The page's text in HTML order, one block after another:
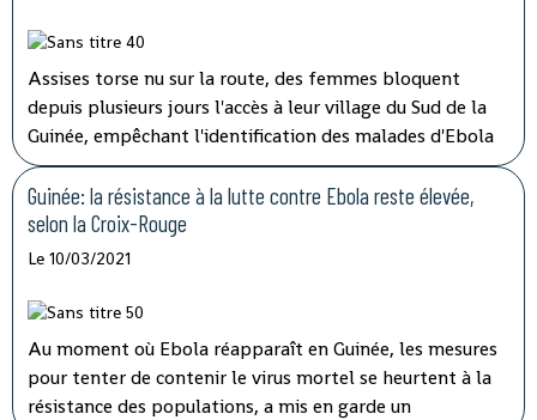
Assises torse nu sur la route, des femmes bloquent
depuis plusieurs jours l'accès à leur village du Sud de la
Guinée, empêchant l'identification des malades d'Ebola
et les vaccinations, ont indiqué mardi les autorités, qui
tentent de lever le blocus par la négociation.
Guinée: la résistance à la lutte contre Ebola reste élevée,
selon la Croix-Rouge
Le 10/03/2021
Au moment où Ebola réapparaît en Guinée, les mesures
pour tenter de contenir le virus mortel se heurtent à la
résistance des populations, a mis en garde un